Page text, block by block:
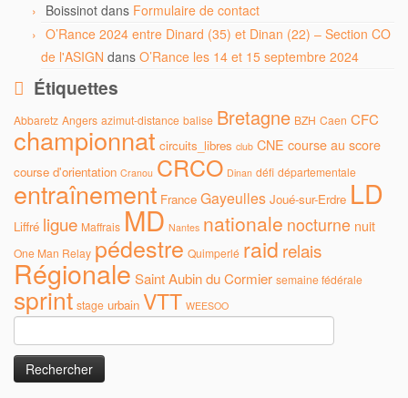
Boissinot dans Formulaire de contact
O’Rance 2024 entre Dinard (35) et Dinan (22) – Section CO
de l'ASIGN dans O’Rance les 14 et 15 septembre 2024
Étiquettes
Abbaretz Angers azimut-distance balise Bretagne BZH Caen CFC
championnat circuits_libres club CNE course au score
course d'orientation Cranou CRCO Dinan défi départementale
entraînement France Gayeulles Joué-sur-Erdre LD
Liffré ligue Maffrais MD Nantes nationale nocturne nuit
One Man Relay pédestre Quimperlé raid relais
Régionale Saint Aubin du Cormier semaine fédérale
sprint stage urbain VTT WEESOO